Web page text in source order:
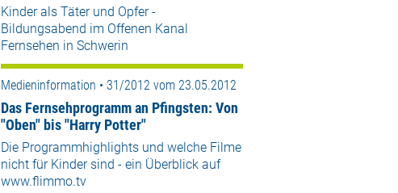
Kinder als Täter und Opfer -
Bildungsabend im Offenen Kanal
Fernsehen in Schwerin
Medieninformation • 31/2012 vom 23.05.2012
Das Fernsehprogramm an Pfingsten: Von
"Oben" bis "Harry Potter"
Die Programmhighlights und welche Filme
nicht für Kinder sind - ein Überblick auf
www.flimmo.tv